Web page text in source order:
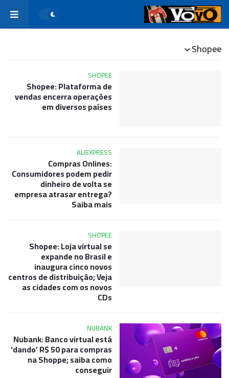
Shopee
SHOPEE
Shopee: Plataforma de
vendas encerra operações
em diversos países
ALIEXPRESS
Compras Onlines:
Consumidores podem pedir
dinheiro de volta se
empresa atrasar entrega?
Saiba mais
SHOPEE
Shopee: Loja virtual se
expande no Brasil e
inaugura cinco novos
centros de distribuição; Veja
as cidades com os novos
CDs
NUBANK
Nubank: Banco virtual está
‘dando’ R$ 50 para compras
na Shoppe; saiba como
conseguir